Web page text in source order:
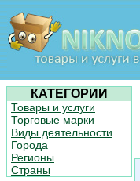
КАТЕГОРИИ
Товары и услуги
Торговые марки
Виды деятельности
Города
Регионы
Страны